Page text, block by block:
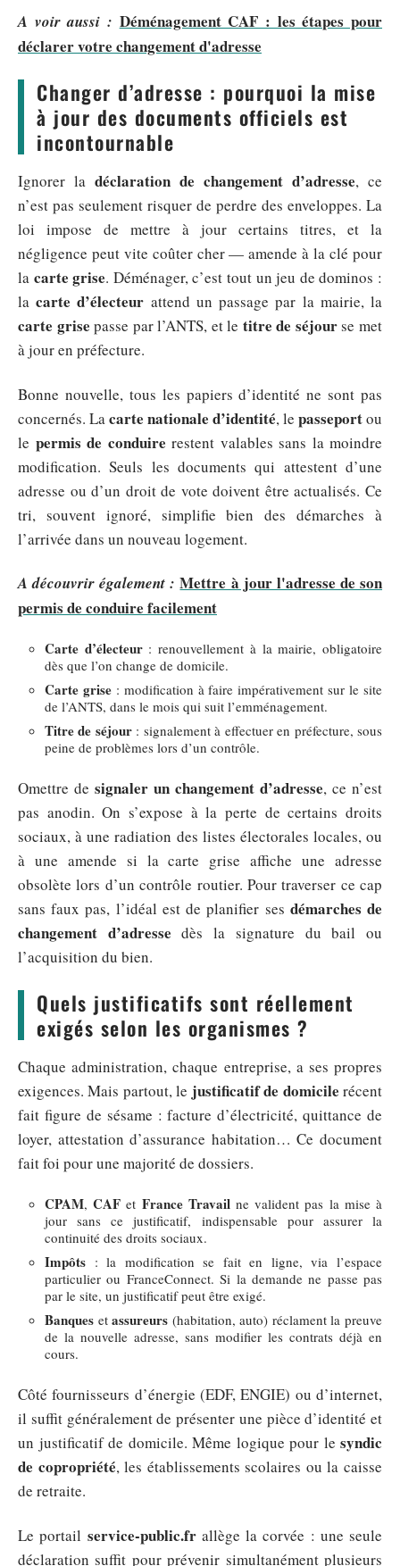
A voir aussi : Déménagement CAF : les étapes pour
déclarer votre changement d'adresse
Changer d’adresse : pourquoi la mise
à jour des documents officiels est
incontournable
Ignorer la déclaration de changement d’adresse, ce
n’est pas seulement risquer de perdre des enveloppes. La
loi impose de mettre à jour certains titres, et la
négligence peut vite coûter cher — amende à la clé pour
la carte grise. Déménager, c’est tout un jeu de dominos :
lacarte d’électeur attend un passage par la mairie, la
carte grise passe par l’ANTS, et le titre de séjourse met
à jour en préfecture.
Bonne nouvelle, tous les papiers d’identité ne sont pas
concernés. La carte nationale d’identité, le passeportou
le permis de conduire restent valables sans la moindre
modification. Seuls les documents qui attestent d’une
adresse ou d’un droit de vote doivent être actualisés. Ce
tri, souvent ignoré, simplifie bien des démarches à
l’arrivée dans un nouveau logement.
A découvrir également : Mettre à jour l'adresse de son
permis de conduire facilement
Carte d’électeur: renouvellement à la mairie, obligatoire
dès que l’on change de domicile.
Carte grise: modification à faire impérativement sur le site
de l’ANTS, dans le mois qui suit l’emménagement.
Titre de séjour: signalement à effectuer en préfecture, sous
peine de problèmes lors d’un contrôle.
Omettre de signaler un changement d’adresse, ce n’est
pas anodin. On s’expose à la perte de certains droits
sociaux, à une radiation des listes électorales locales, ou
à une amende si la carte grise affiche une adresse
obsolète lors d’un contrôle routier. Pour traverser ce cap
sans faux pas, l’idéal est de planifier ses démarches de
changement d’adresse dès la signature du bail ou
l’acquisition du bien.
Quels justificatifs sont réellement
exigés selon les organismes ?
Chaque administration, chaque entreprise, a ses propres
exigences. Mais partout, le justificatif de domicile récent
fait figure de sésame : facture d’électricité, quittance de
loyer, attestation d’assurance habitation… Ce document
fait foi pour une majorité de dossiers.
CPAM,CAF et France Travail ne valident pas la mise à
jour sans ce justificatif, indispensable pour assurer la
continuité des droits sociaux.
Impôts : la modification se fait en ligne, via l’espace
particulier ou FranceConnect. Si la demande ne passe pas
par le site, un justificatif peut être exigé.
Banques etassureurs (habitation, auto) réclament la preuve
de la nouvelle adresse, sans modifier les contrats déjà en
cours.
Côté fournisseurs d’énergie (EDF, ENGIE) ou d’internet,
il suffit généralement de présenter une pièce d’identité et
un justificatif de domicile. Même logique pour le syndic
de copropriété, les établissements scolaires ou la caisse
de retraite.
Le portail service-public.frallège la corvée : une seule
déclaration suffit pour prévenir simultanément plusieurs